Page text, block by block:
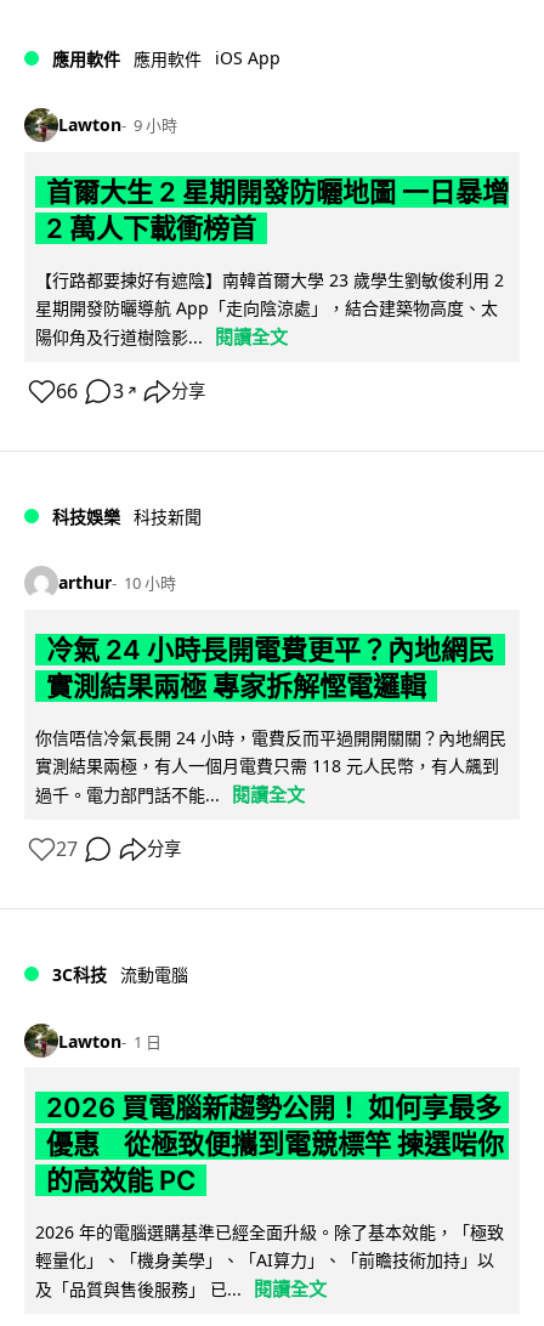
應用軟件 應用軟件 iOS App
Lawton 9 小時
首爾大生 2 星期開發防曬地圖 一日暴增
2 萬人下載衝榜首
【行路都要揀好有遮陰】南韓首爾大學 23 歲學生劉敏俊利用 2
星期開發防曬導航 App「走向陰涼處」，結合建築物高度、太
陽仰角及行道樹陰影...
閱讀全文
66 3 ↗ 分享
科技娛樂 科技新聞
arthur 10 小時
冷氣 24 小時長開電費更平？內地網民
實測結果兩極 專家拆解慳電邏輯
你信唔信冷氣長開 24 小時，電費反而平過開開關關？內地網民
實測結果兩極，有人一個月電費只需 118 元人民幣，有人飆到
過千。電力部門話不能...
閱讀全文
27 分享
3C科技 流動電腦
Lawton 1 日
2026 買電腦新趨勢公開！ 如何享最多
優惠 從極致便攜到電競標竿 揀選啱你
的高效能 PC
2026 年的電腦選購基準已經全面升級。除了基本效能，「極致
輕量化」、「機身美學」、「AI算力」、「前瞻技術加持」以
及「品質與售後服務」 已...
閱讀全文